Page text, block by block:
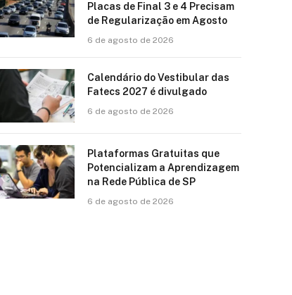
Placas de Final 3 e 4 Precisam
de Regularização em Agosto
6 de agosto de 2026
Calendário do Vestibular das
Fatecs 2027 é divulgado
6 de agosto de 2026
Plataformas Gratuitas que
Potencializam a Aprendizagem
na Rede Pública de SP
6 de agosto de 2026